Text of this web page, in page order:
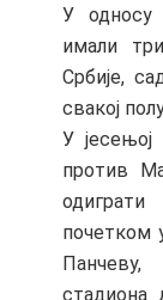
У односу
имали
Србије,
свакој
У
против
почетком
стадиона